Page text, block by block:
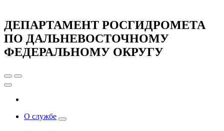
ДЕПАРТАМЕНТ РОСГИДРОМЕТА
ПО ДАЛЬНЕВОСТОЧНОМУ
ФЕДЕРАЛЬНОМУ ОКРУГУ
О службе